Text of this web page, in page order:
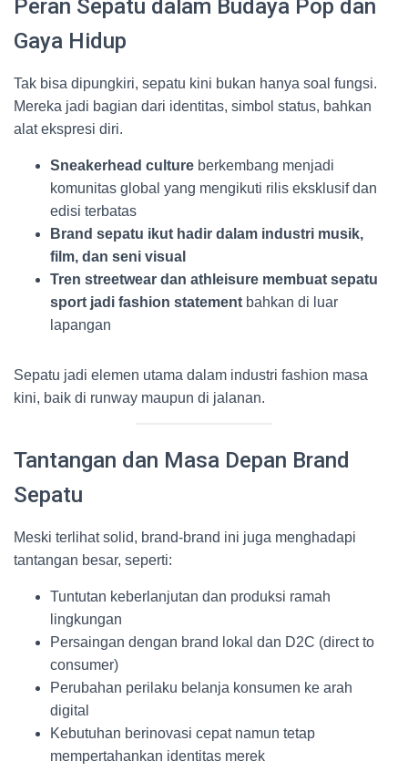
Peran Sepatu dalam Budaya Pop dan
Gaya Hidup
Tak bisa dipungkiri, sepatu kini bukan hanya soal fungsi.
Mereka jadi bagian dari identitas, simbol status, bahkan
alat ekspresi diri.
Sneakerhead culture berkembang menjadi
komunitas global yang mengikuti rilis eksklusif dan
edisi terbatas
Brand sepatu ikut hadir dalam industri musik,
film, dan seni visual
Tren streetwear dan athleisure membuat sepatu
sport jadi fashion statement bahkan di luar
lapangan
Sepatu jadi elemen utama dalam industri fashion masa
kini, baik di runway maupun di jalanan.
Tantangan dan Masa Depan Brand
Sepatu
Meski terlihat solid, brand-brand ini juga menghadapi
tantangan besar, seperti:
Tuntutan keberlanjutan dan produksi ramah
lingkungan
Persaingan dengan brand lokal dan D2C (direct to
consumer)
Perubahan perilaku belanja konsumen ke arah
digital
Kebutuhan berinovasi cepat namun tetap
mempertahankan identitas merek